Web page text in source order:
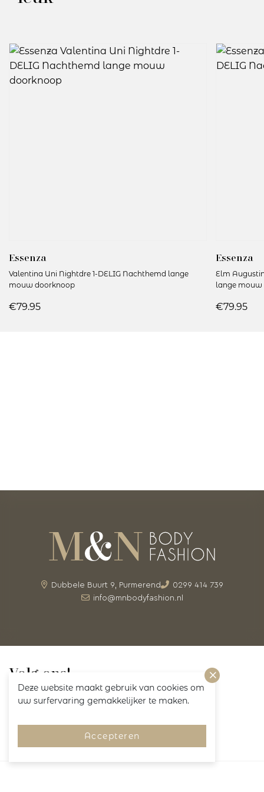
Deze website maakt gebruik van cookies om
uw surfervaring gemakkelijker te maken.
Accepteren
Essenza
Valentina Uni Nightdre 1-DELIG Nachthemd lange
mouw doorknoop
€79.95
Essenza
Elm
lange mouw
€79.95
Dubbele Buurt 9, Purmerend
0299 414 739
info@mnbodyfashion.nl
Volg ons!